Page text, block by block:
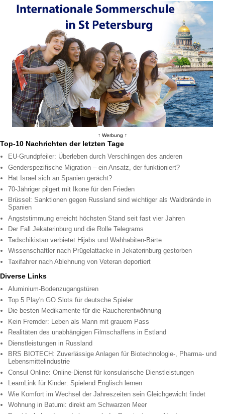
↑ Werbung ↑
Top-10 Nachrichten der letzten Tage
EU-Grundpfeiler: Überleben durch Verschlingen des anderen
Genderspezifische Migration – ein Ansatz, der funktioniert?
Hat Israel sich an Spanien gerächt?
70-Jähriger pilgert mit Ikone für den Frieden
Brüssel: Sanktionen gegen Russland sind wichtiger als Waldbrände in
Spanien
Angststimmung erreicht höchsten Stand seit fast vier Jahren
Der Fall Jekaterinburg und die Rolle Telegrams
Tadschikistan verbietet Hijabs und Wahhabiten-Bärte
Wissenschaftler nach Prügelattacke in Jekaterinburg gestorben
Taxifahrer nach Ablehnung von Veteran deportiert
Diverse Links
Aluminium-Bodenzugangstüren
Top 5 Play'n GO Slots für deutsche Spieler
Die besten Medikamente für die Raucherentwöhnung
Kein Fremder: Leben als Mann mit grauem Pass
Realitäten des unabhängigen Filmschaffens in Estland
Dienstleistungen in Russland
BRS BIOTECH: Zuverlässige Anlagen für Biotechnologie-, Pharma- und
Lebensmittelindustrie
Consul Online: Online-Dienst für konsularische Dienstleistungen
LearnLink für Kinder: Spielend Englisch lernen
Wie Komfort im Wechsel der Jahreszeiten sein Gleichgewicht findet
Wohnung in Batumi: direkt am Schwarzen Meer